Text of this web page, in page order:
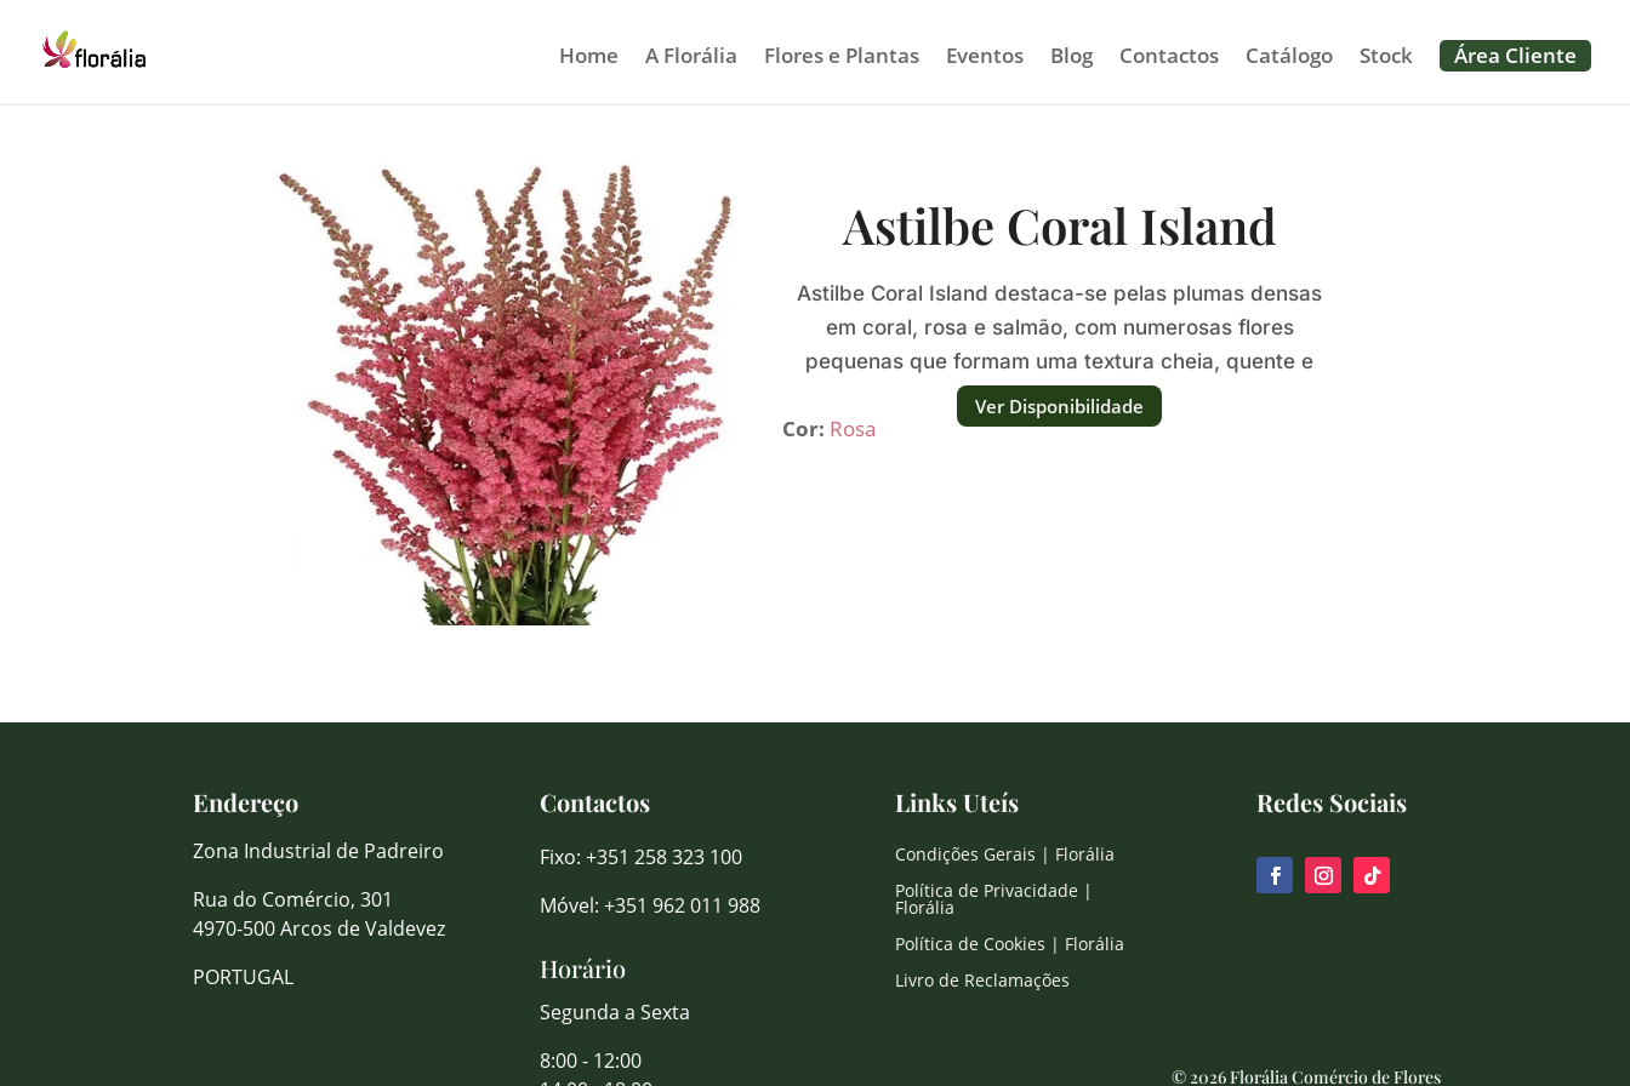
Home A Florália Flores e Plantas Eventos Blog Contactos Catálogo Stock Área Cliente
Astilbe Coral Island
Astilbe Coral Island destaca-se pelas plumas densas
em coral, rosa e salmão, com numerosas flores
pequenas que formam uma textura cheia, quente e
expressiva.
Cor: Rosa
Ver Disponibilidade
Endereço
Zona Industrial de Padreiro
Rua do Comércio, 301
4970-500 Arcos de Valdevez
PORTUGAL
Contactos
Fixo: +351 258 323 100
Móvel: +351 962 011 988
Horário
Segunda a Sexta
8:00 - 12:00
Links Uteís
Condições Gerais | Florália
Política de Privacidade |
Florália
Política de Cookies | Florália
Livro de Reclamações
Redes Sociais
© 2026 Florália Comércio de Flores